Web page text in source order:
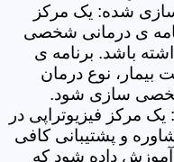
شده: یک مرکز
ی درمانی شخصی
باشد. برنامه ی
بیمار، نوع درمان
شخصی سازی شود.
مرکز فیزیوتراپی در
و پشتیبانی کافی
آموزش داده شود که